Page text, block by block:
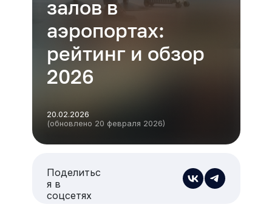
залов в
аэропортах:
рейтинг и обзор
2026
20.02.2026
(обновлено 20 февраля 2026)
Поделитьс
я в
соцсетях